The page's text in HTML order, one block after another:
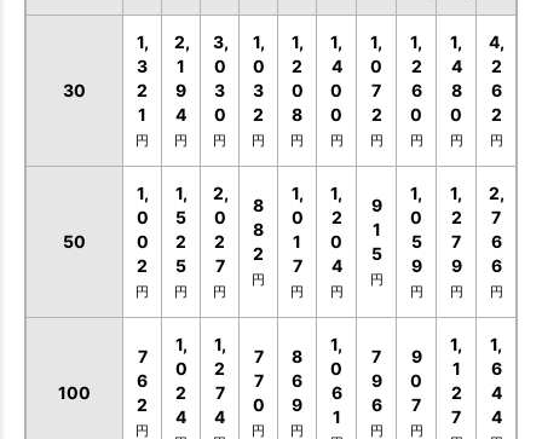
30
1,
3
2
1
円
2,
1
9
4
円
3,
0
3
0
円
1,
0
3
2
円
1,
2
0
8
円
1,
4
0
0
円
1,
0
7
2
円
1,
2
6
0
円
1,
4
8
0
円
4,
2
6
2
円
50
1,
0
0
2
円
1,
5
2
5
円
2,
0
2
7
円
8
8
2
円
1,
0
1
7
円
1,
2
0
4
円
9
1
5
円
1,
0
5
9
円
1,
2
7
9
円
2,
7
6
6
円
100
7
6
2
円
1,
0
2
4
1,
2
7
4
7
7
0
円
8
6
9
円
1,
0
6
1
7
9
6
円
9
0
7
円
1,
1
2
7
1,
6
4
4